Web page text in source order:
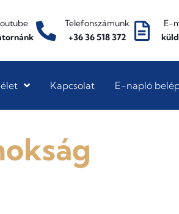
Telefonszámunk
+36 36 518 372
E-
Kapcsolat E-napló